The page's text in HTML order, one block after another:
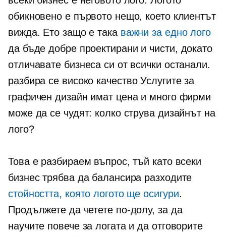
обикновено е първото нещо, което клиентът
вижда. Ето защо е така важни за едно лого
да бъдедобре проектирани и чисти, докато
отличавате бизнеса си от всички останали.
разбира се високо качествоУслугите за
графичен дизайн имат цена и много фирми
може да се чудят: колко струва дизайнът на
лого?
Това е разбираем въпрос, тъй като всеки
бизнес трябва да балансира разходите
стойността, която логото ще осигури.
Продължете да четете по-долу, за да
научите повече за логата и да отговорите